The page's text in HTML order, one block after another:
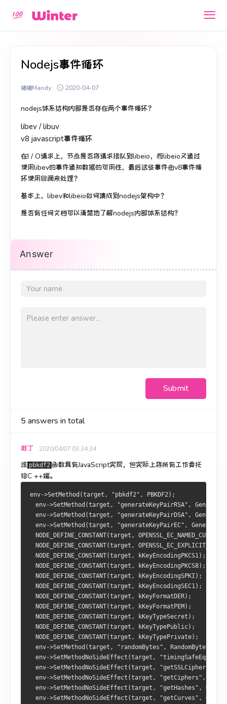
Nodejs事件循环
猪猪Mandy 2020-04-07
nodejs体系结构内部是否存在两个事件循环？
libev / libuv
v8 javascript事件循环
在I / O请求上，节点是否将请求排队到libeio，而libeio又通过
使用libev的事件通知数据的可用性，最后这些事件由v8事件循
环使用回调来处理？
基本上，libev和libeio如何集成到nodejs架构中？
是否有任何文档可以清楚地了解nodejs内部体系结构？
Answer
Submit
5answers in total
斯丁 2020/04/07 03:34:34
该 pbkdf2 函数具有JavaScript实现，但实际上将所有工作委托
给C ++端。
env->SetMethod(target, "pbkdf2", PBKDF2);
env->SetMethod(target, "generateKeyPairRSA",
env->SetMethod(target, "generateKeyPairDSA",
env->SetMethod(target, "generateKeyPairEC",
  NODE_DEFINE_CONSTANT(target, OPENSSL_EC_NAMED_CURVE);
NODE_DEFINE_CONSTANT(target,
  NODE_DEFINE_CONSTANT(target, kKeyEncodingPKCS1);
  NODE_DEFINE_CONSTANT(target, kKeyEncodingPKCS8);
  NODE_DEFINE_CONSTANT(target, kKeyEncodingSPKI);
  NODE_DEFINE_CONSTANT(target, kKeyEncodingSEC1);
  NODE_DEFINE_CONSTANT(target, kKeyFormatDER);
  NODE_DEFINE_CONSTANT(target, kKeyFormatPEM);
  NODE_DEFINE_CONSTANT(target, kKeyTypeSecret);
  NODE_DEFINE_CONSTANT(target, kKeyTypePublic);
  NODE_DEFINE_CONSTANT(target, kKeyTypePrivate);
  env->SetMethod(target, "randomBytes", RandomBytes);
env->SetMethodNoSideEffect(target, "timingSafeEqual",
env->SetMethodNoSideEffect(target, "getSSLCiphers",
env->SetMethodNoSideEffect(target, "getCiphers",
env->SetMethodNoSideEffect(target, "getHashes",
env->SetMethodNoSideEffect(target, "getCurves",